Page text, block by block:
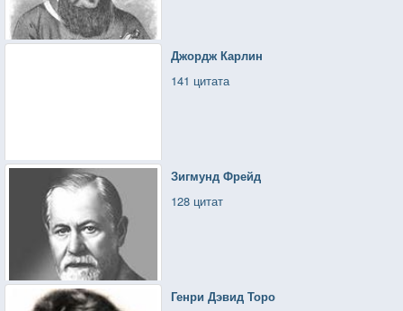
Джордж Карлин
141 цитата
Зигмунд Фрейд
128 цитат
Генри Дэвид Торо